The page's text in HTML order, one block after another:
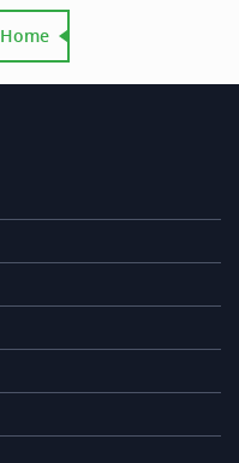
Home